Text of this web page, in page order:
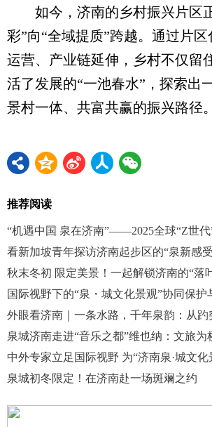
如今，济南的乡村振兴片区
彩”向“全域提质”跨越。通过片
运营、产业链延伸，乡村不仅留
活了发展的“一池春水”，探索出
景村一体、共富共赢的振兴路径
推荐阅读
看新加坡青年探访济南起步区的“泉新感
秋末冬初 限定美景！一起解锁济南的“落
中外专家立足国际视野 为“济南泉·城文
泉城初冬限定！在济南赴一场斑斓之约